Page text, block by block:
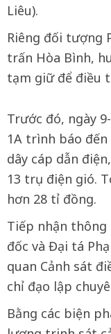
Liêu).
Riêng đối tượng
trấn Hòa Bình,
tạm giữ để điều
Trước đó, ngày
1A trình báo
dây cáp dẫn
13 trụ điện gió.
hơn 28 tỉ đồng.
Tiếp nhận thông
đốc và Đại tá
quan Cảnh sát
chỉ đạo lập
Bằng các biện